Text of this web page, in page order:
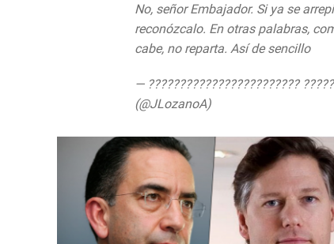
No, señor Embajador. Si ya se
reconózcalo. En otras palabras,
cabe, no reparta. Así de sencillo
— ????????????????????????
(@JLozanoA)